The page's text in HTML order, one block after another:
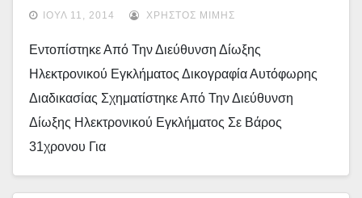
ΙΟΎΛ 11, 2014 ΧΡΉΣΤΟΣ ΜΊΜΗΣ
Εντοπίστηκε Από Την Διεύθυνση Δίωξης
Ηλεκτρονικού Εγκλήματος Δικογραφία Αυτόφωρης
Διαδικασίας Σχηματίστηκε Από Την Διεύθυνση
Δίωξης Ηλεκτρονικού Εγκλήματος Σε Βάρος
31χρονου Για